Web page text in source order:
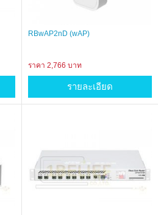
RBwAP2nD (wAP)
ราคา 2,766 บาท
รายละเอียด